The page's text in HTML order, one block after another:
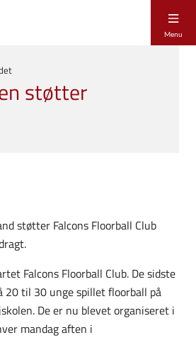
Menu
støtter
støtter Falcons Floorball Club
Falcons Floorball Club. De sidste
20 til 30 unge spillet floorball på
De er nu blevet organiseret i
mandag aften i